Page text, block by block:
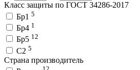
Класс защиты по ГОСТ 34286-2017
Бр1 5
Бр4 1
Бр5 12
С2 5
Страна производитель